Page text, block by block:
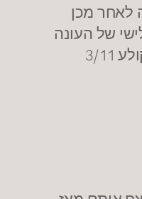
השלישי רק פעמיים: בעונת 12/13 נכנעה בבית למכבי ראשל"צ 81-64, שנה לאחר מכן
השלישי של העונה
היו לקבוצות של קאליף ווייאט: 72-80 על אילת לפני שנתיים, שווייאט קולע 3/14 ל-3, ובמחזור הנוכחי 71-82 על חולון, שווייאט קולע 3/11